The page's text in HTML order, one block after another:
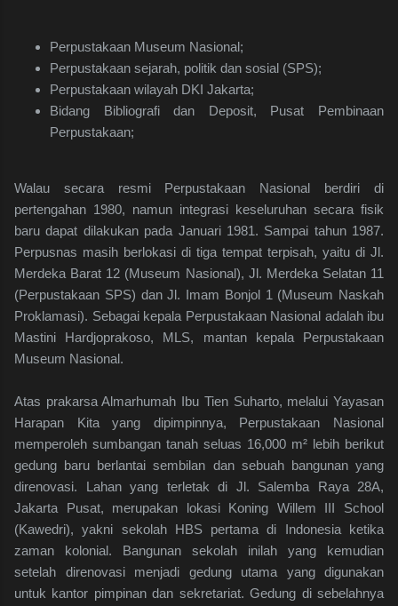
Perpustakaan Museum Nasional;
Perpustakaan sejarah, politik dan sosial (SPS);
Perpustakaan wilayah DKI Jakarta;
Bidang Bibliografi dan Deposit, Pusat Pembinaan
Perpustakaan;
Walau secara resmi Perpustakaan Nasional berdiri di
pertengahan 1980, namun integrasi keseluruhan secara fisik
baru dapat dilakukan pada Januari 1981. Sampai tahun 1987.
Perpusnas masih berlokasi di tiga tempat terpisah, yaitu di Jl.
Merdeka Barat 12 (Museum Nasional), Jl. Merdeka Selatan 11
(Perpustakaan SPS) dan Jl. Imam Bonjol 1 (Museum Naskah
Proklamasi). Sebagai kepala Perpustakaan Nasional adalah ibu
Mastini Hardjoprakoso, MLS, mantan kepala Perpustakaan
Museum Nasional.
Atas prakarsa Almarhumah Ibu Tien Suharto, melalui Yayasan
Harapan Kita yang dipimpinnya, Perpustakaan Nasional
memperoleh sumbangan tanah seluas 16,000 m² lebih berikut
gedung baru berlantai sembilan dan sebuah bangunan yang
direnovasi. Lahan yang terletak di Jl. Salemba Raya 28A,
Jakarta Pusat, merupakan lokasi Koning Willem III School
(Kawedri), yakni sekolah HBS pertama di Indonesia ketika
zaman kolonial. Bangunan sekolah inilah yang kemudian
setelah direnovasi menjadi gedung utama yang digunakan
untuk kantor pimpinan dan sekretariat. Gedung di sebelahnya